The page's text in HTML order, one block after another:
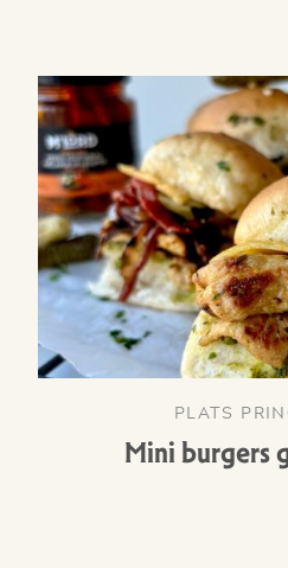
PLATS
Mini burgers